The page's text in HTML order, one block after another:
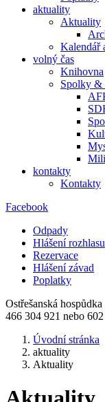
aktuality
Aktuality
Kalendář
volný čas
Knihovna
Spolky &
kontakty
Kontakty
Facebook
Odpady
Hlášení rozhlasu
Rezervace
Hlášení závad
Poplatky
Ostřešanská
466 304 921 nebo
Úvodní stránka
aktuality
Aktuality